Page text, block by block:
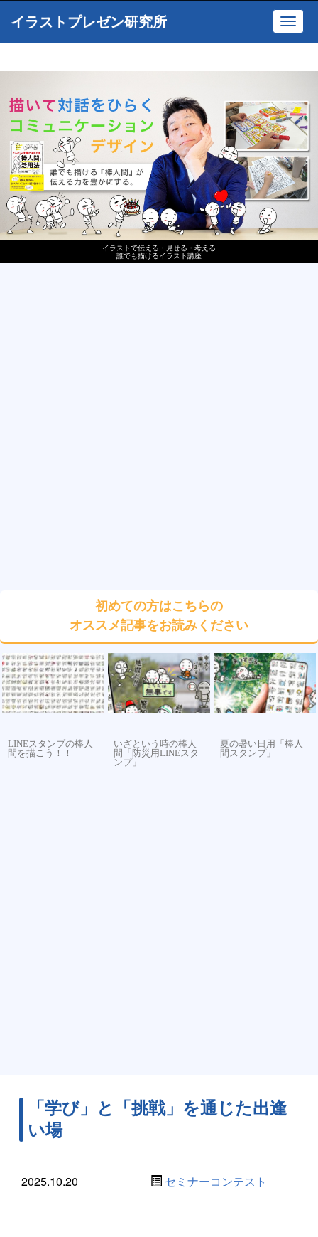
イラストで伝える・見せる・考える
誰でも描けるイラスト講座
イラストプレゼン研究所
初めての方はこちらの
オススメ記事をお読みください
LINEスタンプの棒人
間を描こう！！
いざという時の棒人
間「防災用LINEスタ
ンプ」
夏の暑い日用「棒人
間スタンプ」
「学び」と「挑戦」を通じた出逢
い場
2025.10.20 セミナーコンテスト